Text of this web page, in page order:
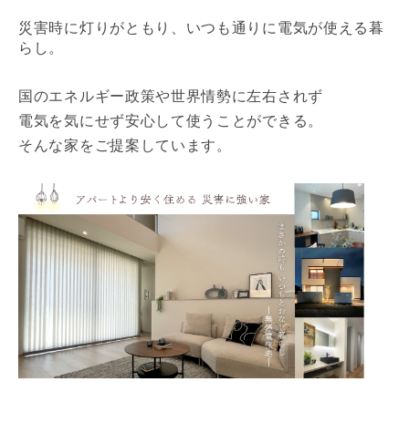
災害時に灯りがともり、いつも通りに電気が使える暮
らし。
国のエネルギー政策や世界情勢に左右されず
電気を気にせず安心して使うことができる。
そんな家をご提案しています。